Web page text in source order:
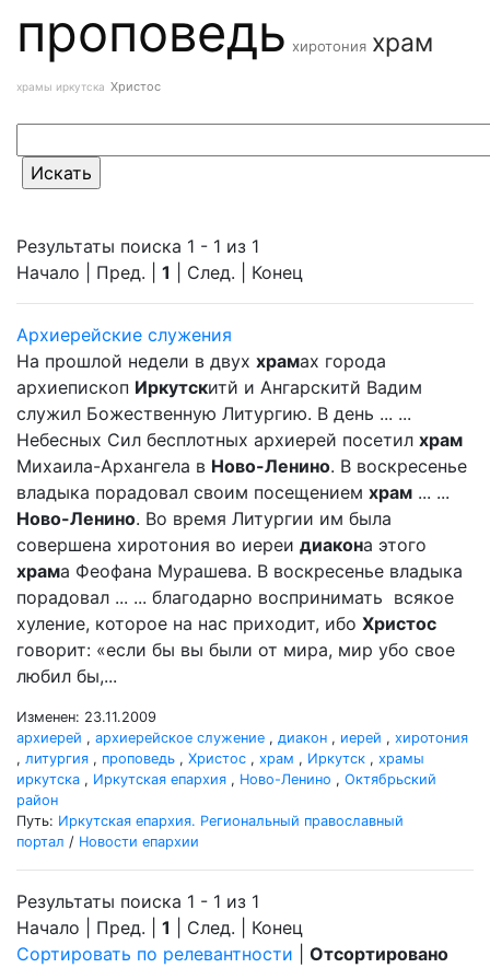
проповедь хиротония храм
храмы иркутска Христос
Результаты поиска 1 - 1 из 1
Начало | Пред. | 1 | След. | Конец
Архиерейские служения
На прошлой недели в двух храмах города
архиепископ Иркутскитй и Ангарскитй Вадим
служил Божественную Литургию. В день ... ...
Небесных Сил бесплотных архиерей посетил храм
Михаила-Архангела в Ново-Ленино. В воскресенье
владыка порадовал своим посещением храм ... ...
Ново-Ленино. Во время Литургии им была
совершена хиротония во иереи диакона этого
храма Феофана Мурашева. В воскресенье владыка
порадовал ... ... благодарно воспринимать всякое
хуление, которое на нас приходит, ибо Христос
говорит: «если бы вы были от мира, мир убо свое
любил бы,...
Изменен: 23.11.2009
архиерей , архиерейское служение , диакон , иерей , хиротония
, литургия , проповедь , Христос , храм , Иркутск , храмы
иркутска , Иркутская епархия , Ново-Ленино , Октябрьский
район
Путь: Иркутская епархия. Региональный православный
портал / Новости епархии
Результаты поиска 1 - 1 из 1
Начало | Пред. | 1 | След. | Конец
Сортировать по релевантности
Отсортировано